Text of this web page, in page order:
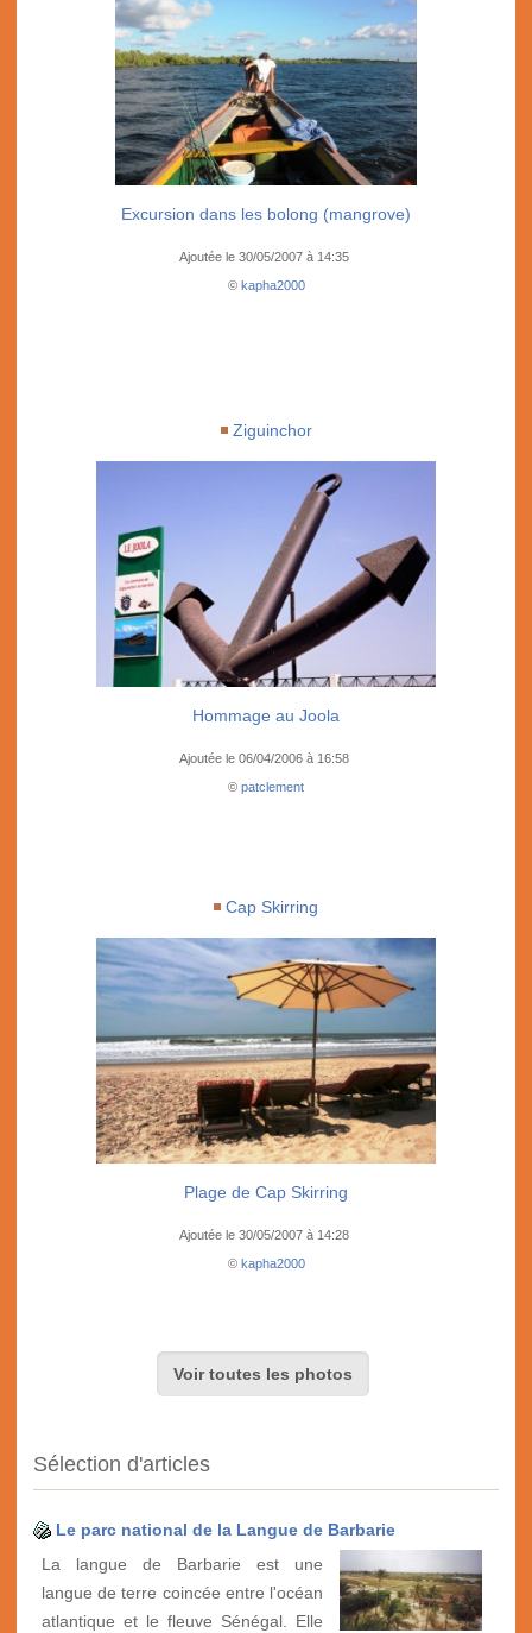
Excursion dans les bolong (mangrove)
Ajoutée le 30/05/2007 à 14:35
© kapha2000
Ziguinchor
Hommage au Joola
Ajoutée le 06/04/2006 à 16:58
© patclement
Cap Skirring
Plage de Cap Skirring
Ajoutée le 30/05/2007 à 14:28
© kapha2000
Voir toutes les photos
Sélection d'articles
Le parc national de la Langue de Barbarie
La langue de Barbarie est une
langue de terre coincée entre l'océan
atlantique et le fleuve Sénégal. Elle